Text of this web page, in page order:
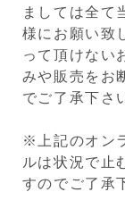
ましては全て
様にお願い致
って頂けない
みや販売をお
でご了承下さ
※上記のオン
ルは状況で止
すのでご了承